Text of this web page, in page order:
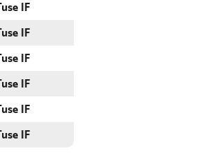
Tuse IF
Tuse IF
Tuse IF
Tuse IF
Tuse IF
Tuse IF